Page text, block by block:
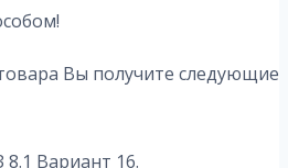
Вы получите следующие
Вариант 16.